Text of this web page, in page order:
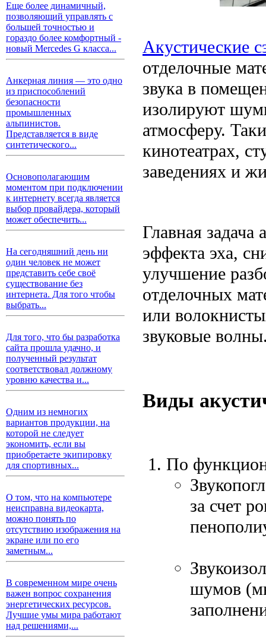
Еще более динамичный,
позволяющий управлять с
большей точностью и
гораздо более комфортный -
новый Mercedes G класса...
Анкерная линия — это одно
из приспособлений
безопасности
промышленных
альпинистов.
Представляется в виде
синтетического...
Основополагающим
моментом при подключении
к интернету всегда является
выбор провайдера, который
может обеспечить...
На сегодняшний день ни
один человек не может
представить себе своё
существование без
интернета. Для того чтобы
выбрать...
Для того, что бы разработка
сайта прошла удачно, и
полученный результат
соответствовал должному
уровню качества и...
Одним из немногих
вариантов продукции, на
которой не следует
экономить, если вы
приобретаете экипировку
для спортивных...
О том, что на компьютере
неисправна видеокарта,
можно понять по
отсутствию изображения на
экране или по его
заметным...
В современном мире очень
важен вопрос сохранения
энергетических ресурсов.
Лучшие умы мира работают
над решениями,...
Акустические
отделочные
звука в
изолируют
атмосферу.
кинотеатрах,
заведениях и
Главная задача
эффекта эха,
улучшение
отделочных
или
звуковые
Виды
По
за счет
шумов